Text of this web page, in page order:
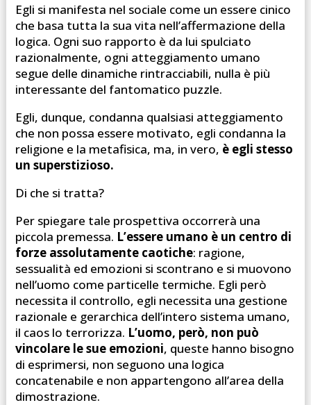
Egli si manifesta nel sociale come un essere cinico
che basa tutta la sua vita nell’affermazione della
logica. Ogni suo rapporto è da lui spulciato
razionalmente, ogni atteggiamento umano
segue delle dinamiche rintracciabili, nulla è più
interessante del fantomatico puzzle.
Egli, dunque, condanna qualsiasi atteggiamento
che non possa essere motivato, egli condanna la
religione e la metafisica, ma, in vero, è egli stesso
un superstizioso.
Di che si tratta?
Per spiegare tale prospettiva occorrerà una
piccola premessa. L’essere umano è un centro di
forze assolutamente caotiche: ragione,
sessualità ed emozioni si scontrano e si muovono
nell’uomo come particelle termiche. Egli però
necessita il controllo, egli necessita una gestione
razionale e gerarchica dell’intero sistema umano,
il caos lo terrorizza. L’uomo, però, non può
vincolare le sue emozioni, queste hanno bisogno
di esprimersi, non seguono una logica
concatenabile e non appartengono all’area della
dimostrazione.